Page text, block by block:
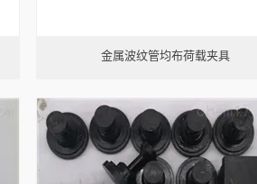
金属波纹管均布荷载夹具